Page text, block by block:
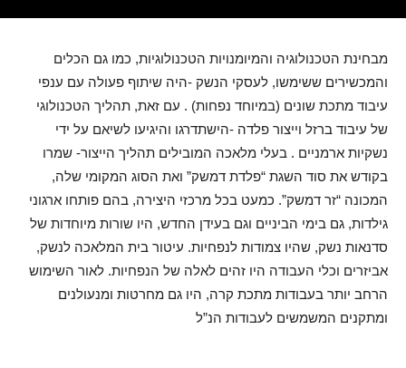
מבחינת הטכנולוגיה והמיומנויות הטכנולוגיות, כמו גם הכלים
והמכשירים ששימשו, לעסקי הנשק -היה שיתוף פעולה עם ענפי
עיבוד מתכת שונים (במיוחד נפחות) . עם זאת, תהליך הטכנולוגי
של עיבוד ברזל וייצור פלדה -הישתדרגו והיגיעו לשיאם על ידי
נשקיות ארמניים . בעלי מלאכה המובילים תהליך הייצור- שמרו
בקודש את סוד השגת “פלדת דמשק” ואת הסוג המקומי שלה,
המכונה “זר דמשק”. כמעט בכל מרכזי היצירה, בהם פותחו ארגוני
גילדות, גם בימי הביניים וגם בעידן החדש, היו שורות מיוחדות של
סדנאות נשק, שהיו צמודות לנפחיות. עיטור בית המלאכה לנשק,
אביזרים וכלי העבודה היו זהים לאלה של הנפחיות. לאור השימוש
הרחב יותר בעבודות מתכת קרה, היו גם מחרטות ומנעולנים
ומתקנים המשמשים לעבודות הנ”ל